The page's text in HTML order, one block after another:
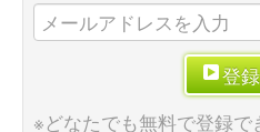
登
※どなたでも無料で登録で